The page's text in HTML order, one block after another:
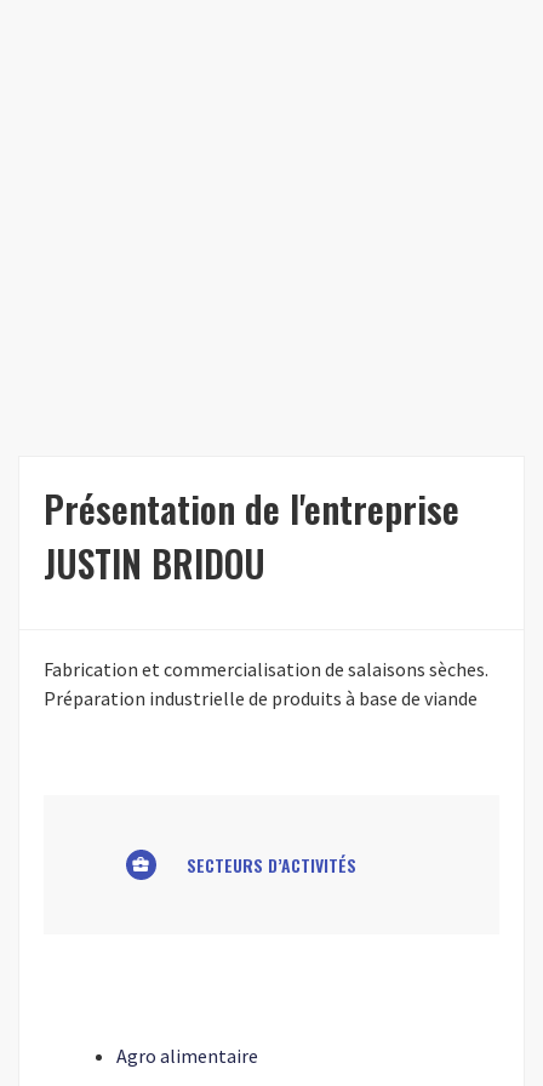
Présentation de l'entreprise
JUSTIN BRIDOU
Fabrication et commercialisation de salaisons sèches.
Préparation industrielle de produits à base de viande
business_center SECTEURS D’ACTIVITÉS
Agro alimentaire